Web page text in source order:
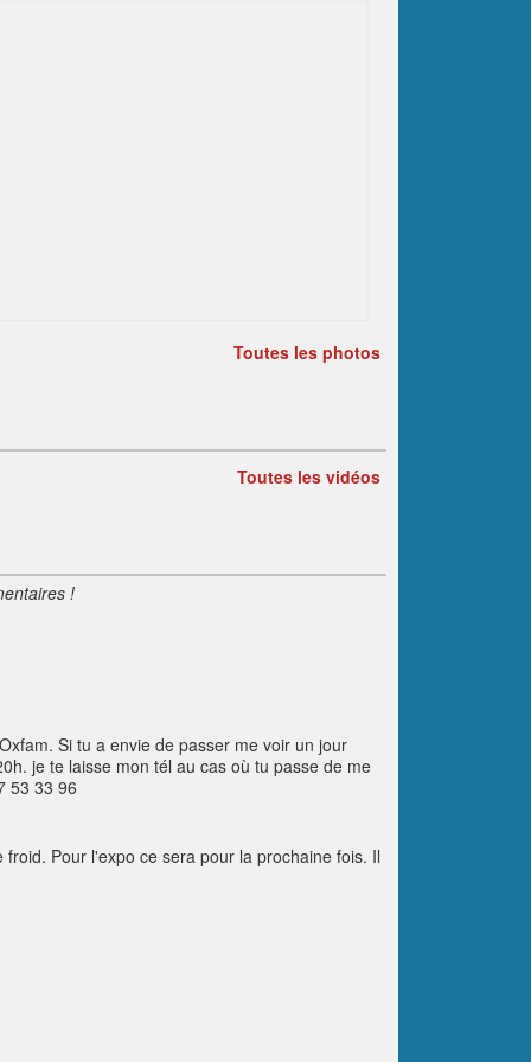
Toutes les photos
Toutes les vidéos
!
Si tu a envie de passer me voir un jour
je te laisse mon tél au cas où tu passe de me
53 33 96
Pour l'expo ce sera pour la prochaine fois. Il